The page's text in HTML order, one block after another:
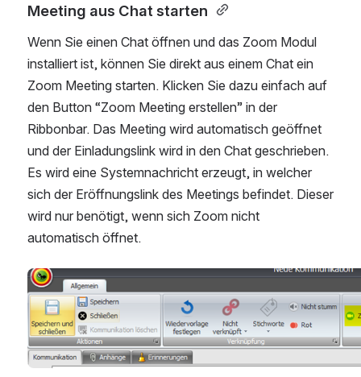
Meeting aus Chat starten
Wenn Sie einen Chat öffnen und das Zoom Modul
installiert ist, können Sie direkt aus einem Chat ein
Zoom Meeting starten. Klicken Sie dazu einfach auf
den Button “Zoom Meeting erstellen” in der
Ribbonbar. Das Meeting wird automatisch geöffnet
und der Einladungslink wird in den Chat geschrieben.
Es wird eine Systemnachricht erzeugt, in welcher
sich der Eröffnungslink des Meetings befindet. Dieser
wird nur benötigt, wenn sich Zoom nicht
automatisch öffnet.
Open